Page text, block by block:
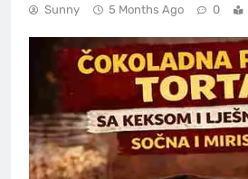
Sunny 5 Months Ago 0